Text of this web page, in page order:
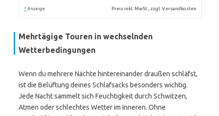
* Anzeige Preis inkl. MwSt., zzgl. Versandkosten
Mehrtägige Touren in wechselnden
Wetterbedingungen
Wenn du mehrere Nächte hintereinander draußen schläfst,
ist die Belüftung deines Schlafsacks besonders wichtig.
Jede Nacht sammelt sich Feuchtigkeit durch Schwitzen,
Atmen oder schlechtes Wetter im Inneren. Ohne